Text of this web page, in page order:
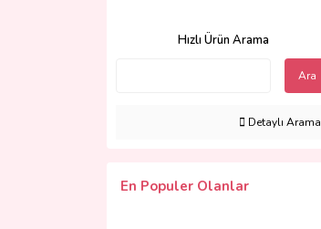
Hızlı Ürün Arama
Ara
Detaylı Arama
En Populer Olanlar